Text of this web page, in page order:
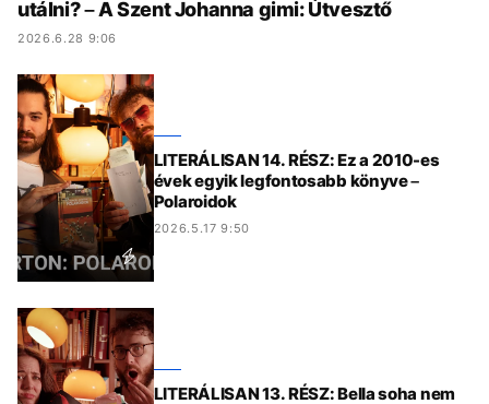
utálni? – A Szent Johanna gimi: Útvesztő
2026.6.28 9:06
LITERÁLISAN 14. RÉSZ: Ez a 2010-es
évek egyik legfontosabb könyve –
Polaroidok
2026.5.17 9:50
LITERÁLISAN 13. RÉSZ: Bella soha nem